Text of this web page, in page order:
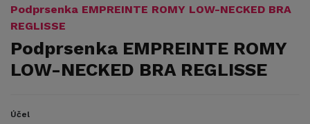
Podprsenka EMPREINTE ROMY LOW-NECKED BRA
REGLISSE
Podprsenka EMPREINTE ROMY
LOW-NECKED BRA REGLISSE
Účel